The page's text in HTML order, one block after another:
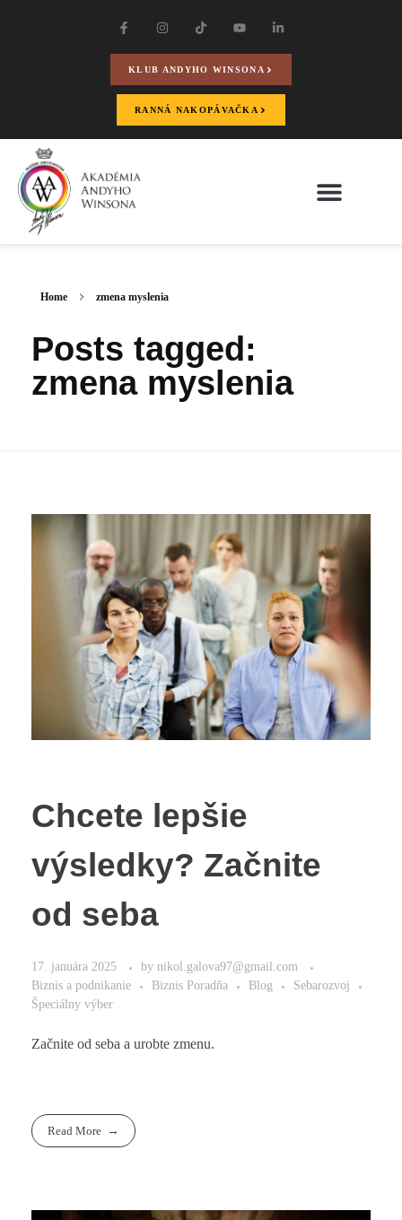
KLUB ANDYHO WINSONA
RANNÁ NAKOPÁVAČKA
Home zmena myslenia
Posts tagged:
zmena myslenia
Chcete lepšie
výsledky? Začnite
od seba
17. januára 2025 by nikol.galova97@gmail.com
Biznis a podnikanie
Biznis Poradňa Blog
Sebarozvoj
Špeciálny výber
Začnite od seba a urobte zmenu.
Read More